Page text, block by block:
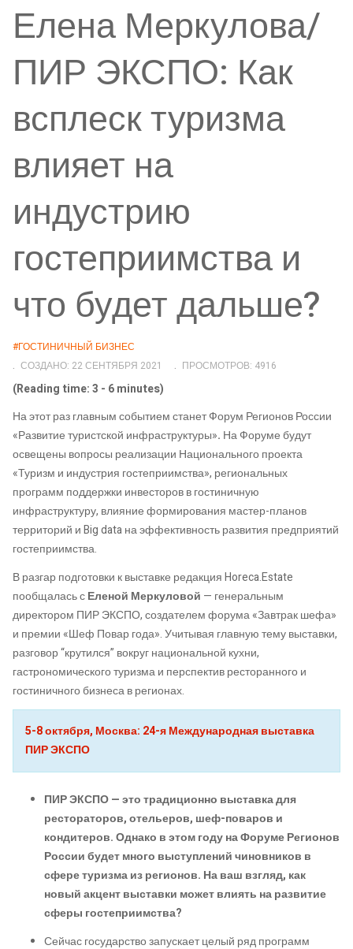
Елена Меркулова/
ПИР ЭКСПО: Как
всплеск туризма
влияет на
индустрию
гостеприимства и
что будет дальше?
#ГОСТИНИЧНЫЙ БИЗНЕС
СОЗДАНО: 22 СЕНТЯБРЯ 2021
ПРОСМОТРОВ: 4916
(Reading time: 3 - 6 minutes)
На этот раз главным событием станет Форум Регионов России
«Развитие туристской инфраструктуры». На Форуме будут
освещены вопросы реализации Национального проекта
«Туризм и индустрия гостеприимства», региональных
программ поддержки инвесторов в гостиничную
инфраструктуру, влияние формирования мастер-планов
территорий и Big data на эффективность развития предприятий
гостеприимства.
В разгар подготовки к выставке редакция Horeca.Estate
пообщалась сЕленой Меркуловой — генеральным
директором ПИР ЭКСПО, создателем форума «Завтрак шефа»
и премии «Шеф Повар года». Учитывая главную тему выставки,
разговор “крутился” вокруг национальной кухни,
гастрономического туризма и перспектив ресторанного и
гостиничного бизнеса в регионах.
5-8 октября, Москва: 24-я Международная выставка
ПИР ЭКСПО
ПИР ЭКСПО — это традиционно выставка для
рестораторов, отельеров, шеф-поваров и
кондитеров. Однако в этом году на Форуме Регионов
России будет много выступлений чиновников в
сфере туризма из регионов. На ваш взгляд, как
новый акцент выставки может влиять на развитие
сферы гостеприимства?
Сейчас государство запускает целый ряд программ